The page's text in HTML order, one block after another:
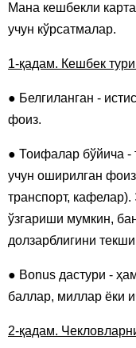
Мана кешбекли
учун кўрсатмалар.
1-қадам. Кешбек
● Белгиланган -
фоиз.
● Тоифалар бўйича -
учун оширилган
транспорт,
ўзгариши мумкин,
долзарблигини
● Bonus дастури -
баллар, миллар ёки
2-қадам.